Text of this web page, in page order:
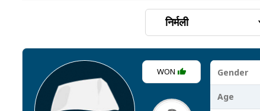
WON Gender
Age